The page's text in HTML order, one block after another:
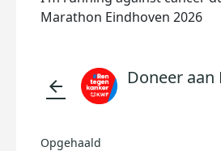
Marathon Eindhoven 2026
arrow_back Doneer aan
Opgehaald